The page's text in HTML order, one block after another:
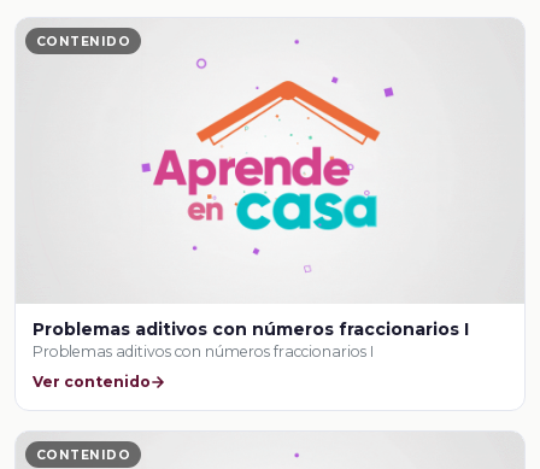
CONTENIDO
Problemas aditivos con números fraccionarios I
Problemas aditivos con números fraccionarios I
Ver contenido
CONTENIDO